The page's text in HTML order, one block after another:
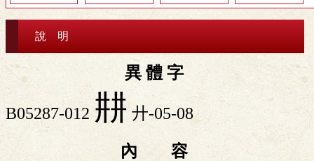
說 明
異 體 字
B05287-012 㐩 廾-05-08
內 容